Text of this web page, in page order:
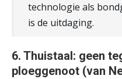
technologie als
is de uitdaging.
6. Thuistaal: geen
ploeggenoot (van